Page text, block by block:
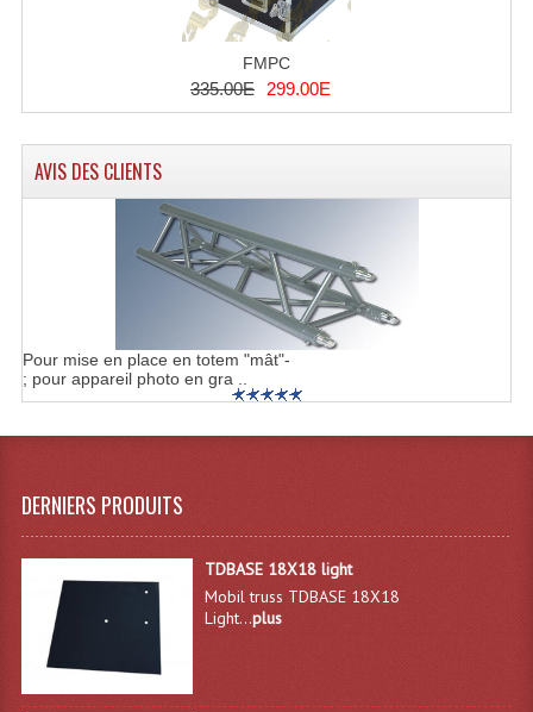
Tables De Mixage DJ
Controleurs DJ USB / MP3
Consoles Sono Et Studio
Lumière
Boules À Facettes
Changeurs De Couleurs
Déco Light
Lasers D'extérieur Multi-Points
Effets Lumineux, Centre De Piste
FMPC
335.00E 299.00E
AVIS DES CLIENTS
Pour mise en place en totem "mât"-
; pour appareil photo en gra ..
DERNIERS PRODUITS
TDBASE 18X18 light
Mobil truss TDBASE 18X18
Light...plus